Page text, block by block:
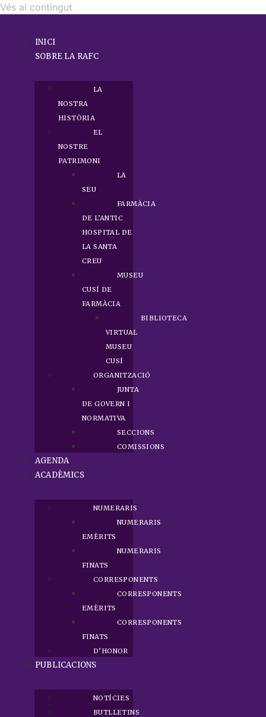
Vés al contingut
INICI
SOBRE LA RAFC
LA
NOSTRA
HISTÒRIA
EL
NOSTRE
PATRIMONI
LA
SEU
FARMÀCIA
DE L’ANTIC
HOSPITAL DE
LA SANTA
CREU
MUSEU
CUSÍ DE
FARMÀCIA
BIBLIOTECA
VIRTUAL
MUSEU
CUSÍ
ORGANITZACIÓ
JUNTA
DE GOVERN I
NORMATIVA
SECCIONS
COMISSIONS
AGENDA
ACADÈMICS
NUMERARIS
NUMERARIS
EMÈRITS
NUMERARIS
FINATS
CORRESPONENTS
CORRESPONENTS
EMÈRITS
CORRESPONENTS
FINATS
D’HONOR
PUBLICACIONS
NOTÍCIES
BUTLLETINS